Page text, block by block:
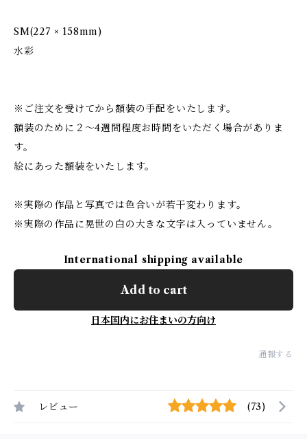
SM(227 × 158mm)
水彩
※ご注文を受けてから額装の手配をいたします。
額装のために２～4週間程度お時間をいただく場合がありま
す。
絵にあった額装をいたします。
※実際の作品と写真では色合いが若干変わります。
※実際の作品に晃世の白の大きな文字は入っていません。
International shipping available
Add to cart
日本国内にお住まいの方向け
通報する
レビュー (73)